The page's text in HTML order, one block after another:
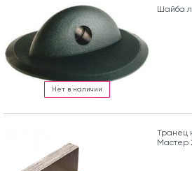
Нет в наличии
Шайба
Транец
Мастер